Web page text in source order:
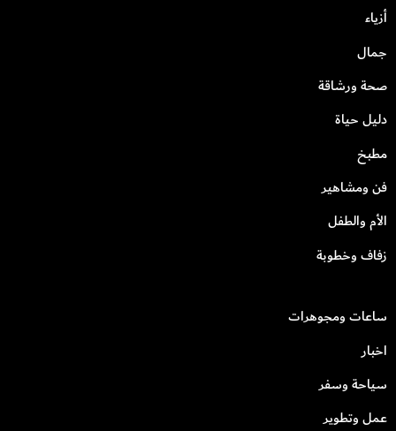
أزياء
جمال
صحة ورشاقة
دليل حياة
مطبخ
فن ومشاهير
الأم والطفل
زفاف وخطوبة
ساعات ومجوهرات
اخبار
سياحة وسفر
عمل وتطوير